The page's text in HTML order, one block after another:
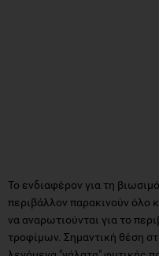
τροφίμων. Σημαντική θέση
λεγόμενα "γάλατα" φυτικής
αντικαταστήσουν το γάλα,
ακολουθήσουν μια φυτική